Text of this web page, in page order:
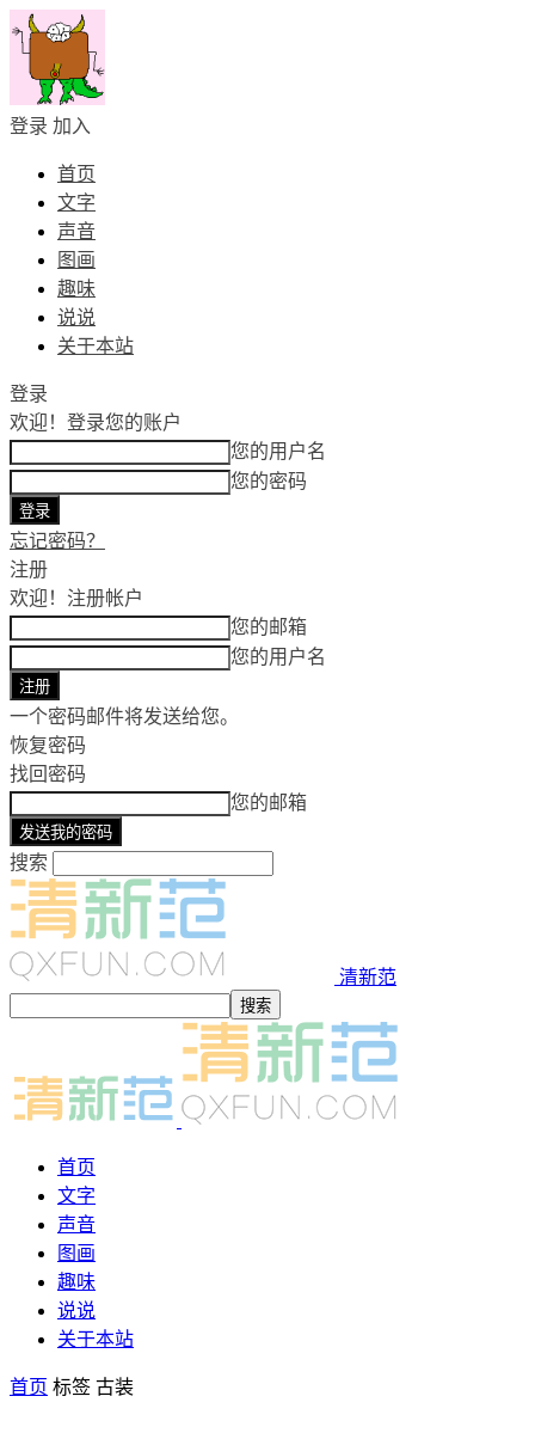
登录 加入
首页
文字
声音
图画
趣味
说说
关于本站
登录
欢迎！ 登录您的账户
您的用户名
您的密码
忘记密码？
注册
欢迎！ 注册帐户
您的邮箱
您的用户名
一个密码邮件将发送给您。
恢复密码
找回密码
您的邮箱
搜索
清新范
首页
文字
声音
图画
趣味
说说
关于本站
首页 标签 古装